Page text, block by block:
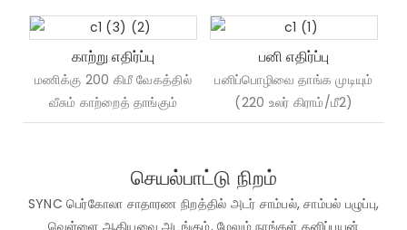
காற்று எதிர்ப்பு
மணிக்கு 200 கிமீ வேகத்தில்
வீசும் காற்றைத் தாங்கும்
பனி எதிர்ப்பு
பனிப்பொழிவை தாங்க முடியும்
(220 உலர் கிராம்/மீ2)
செயல்பாட்டு நிறம்
SYNC பெர்கோலா சாதாரண நிறத்தில் அடர் சாம்பல், சாம்பல் பழுப்பு,